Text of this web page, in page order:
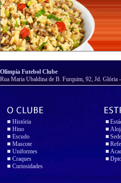
Olímpia Futebol Clube
Rua Maria Ubaldina de B. Furquim, 92, Jd. Glória
História
Hino
Escudo
Mascote
Uniformes
Craques
Curiosidades